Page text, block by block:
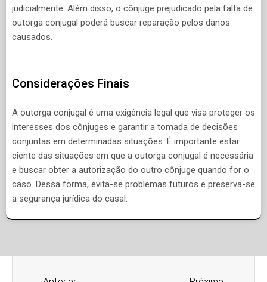
judicialmente. Além disso, o cônjuge prejudicado pela falta de
outorga conjugal poderá buscar reparação pelos danos
causados.
Considerações Finais
A outorga conjugal é uma exigência legal que visa proteger os
interesses dos cônjuges e garantir a tomada de decisões
conjuntas em determinadas situações. É importante estar
ciente das situações em que a outorga conjugal é necessária
e buscar obter a autorização do outro cônjuge quando for o
caso. Dessa forma, evita-se problemas futuros e preserva-se
a segurança jurídica do casal.